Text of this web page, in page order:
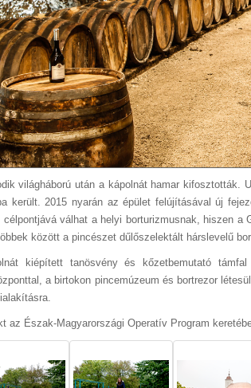
világháború után a kápolnát hamar
került. 2015 nyarán az épület felújításával új
célpontjává válhat a helyi borturizmusnak, hiszen a
között a pincészet dűlőszelektált hárslevelű
kiépített tanösvény és kőzetbemutató
a birtokon pincemúzeum és bortrezor
az Észak-Magyarországi Operatív Program